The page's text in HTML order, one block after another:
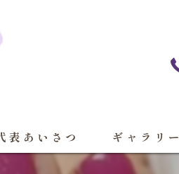
表あいさつ ギャラリー